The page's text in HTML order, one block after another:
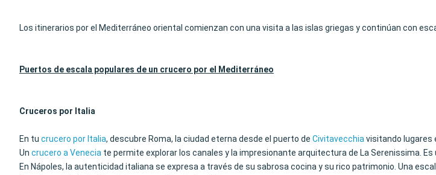
Los itinerarios por el Mediterráneo oriental comienzan con una visita a las islas griegas y continúan con
Puertos de escala populares de un crucero por el Mediterráneo
Cruceros por Italia
En tu crucero por Italia, descubre Roma, la ciudad eterna desde el puerto de Civitavecchia visitando lugares
Un crucero a Venecia te permite explorar los canales y la impresionante arquitectura de La Serenissima.
En Nápoles, la autenticidad italiana se expresa a través de su sabrosa cocina y su rico patrimonio. Una